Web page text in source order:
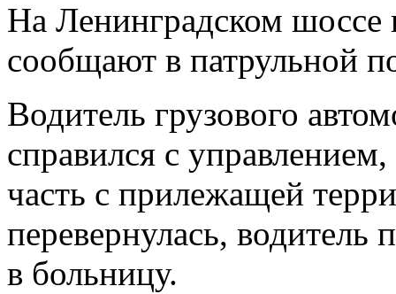
На Ленинградском шоссе
сообщают в патрульной
Водитель грузового
справился с
часть с прилежащей
перевернулась, водитель
в больницу.